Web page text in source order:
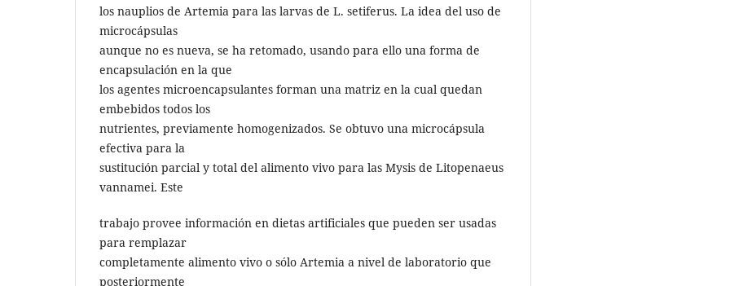
los nauplios de Artemia para las larvas de L. setiferus. La idea del uso de
microcápsulas
aunque no es nueva, se ha retomado, usando para ello una forma de
encapsulación en la que
los agentes microencapsulantes forman una matriz en la cual quedan
embebidos todos los
nutrientes, previamente homogenizados. Se obtuvo una microcápsula
efectiva para la
sustitución parcial y total del alimento vivo para las Mysis de Litopenaeus
vannamei. Este
trabajo provee información en dietas artificiales que pueden ser usadas
para remplazar
completamente alimento vivo o sólo Artemia a nivel de laboratorio que
posteriormente